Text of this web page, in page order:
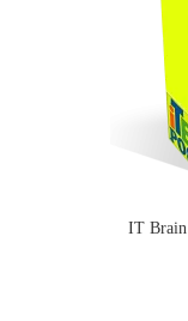
IT Brain